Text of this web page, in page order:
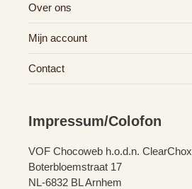
Over ons
Mijn account
Contact
Impressum/Colofon
VOF Chocoweb h.o.d.n. ClearChox
Boterbloemstraat 17
NL-6832 BL Arnhem